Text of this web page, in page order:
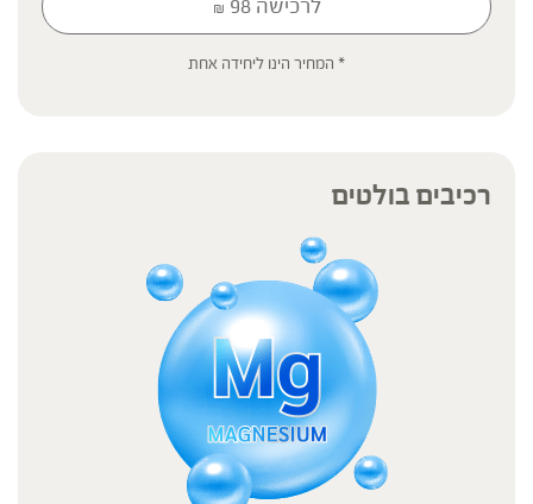
הורדה של תרופה כלשהי, ואין בו תחליף לייעוץ רפואי פרטני או אחר. נשים
בהיריון, נשים מניקות, ילדים, אנשים החולים במחלות כרוניות והנוטלים
מתייחס להגדרה המקובלת ברפואת הצמחים המסורתית.
לרכישה ₪ 98
* המחיר הינו ליחידה אחת
רכיבים בולטים